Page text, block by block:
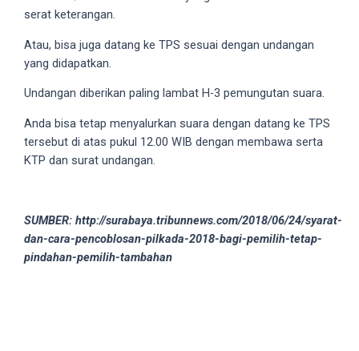
serat keterangan.
Atau, bisa juga datang ke TPS sesuai dengan undangan
yang didapatkan.
Undangan diberikan paling lambat H-3 pemungutan suara.
Anda bisa tetap menyalurkan suara dengan datang ke TPS
tersebut di atas pukul 12.00 WIB dengan membawa serta
KTP dan surat undangan.
SUMBER: http://surabaya.tribunnews.com/2018/06/24/syarat-
dan-cara-pencoblosan-pilkada-2018-bagi-pemilih-tetap-
pindahan-pemilih-tambahan